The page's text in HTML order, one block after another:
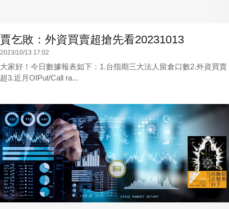
賈乞敗：外資買賣超搶先看20231013
2023/10/13 17:02
大家好！今日數據報表如下：1.台指期三大法人留倉口數2.外資買賣
超3.近月OIPut/Call ra...